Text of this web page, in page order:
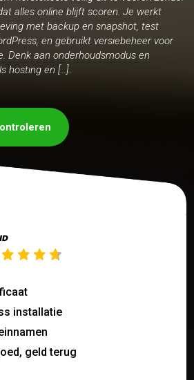
alles online blijft scoren. Je werkt
met backup en snapshot, test
en gebruikt versiebeheer voor
Denk aan onderhoudsmodus en
hosting en […]..
installatie
geld terug